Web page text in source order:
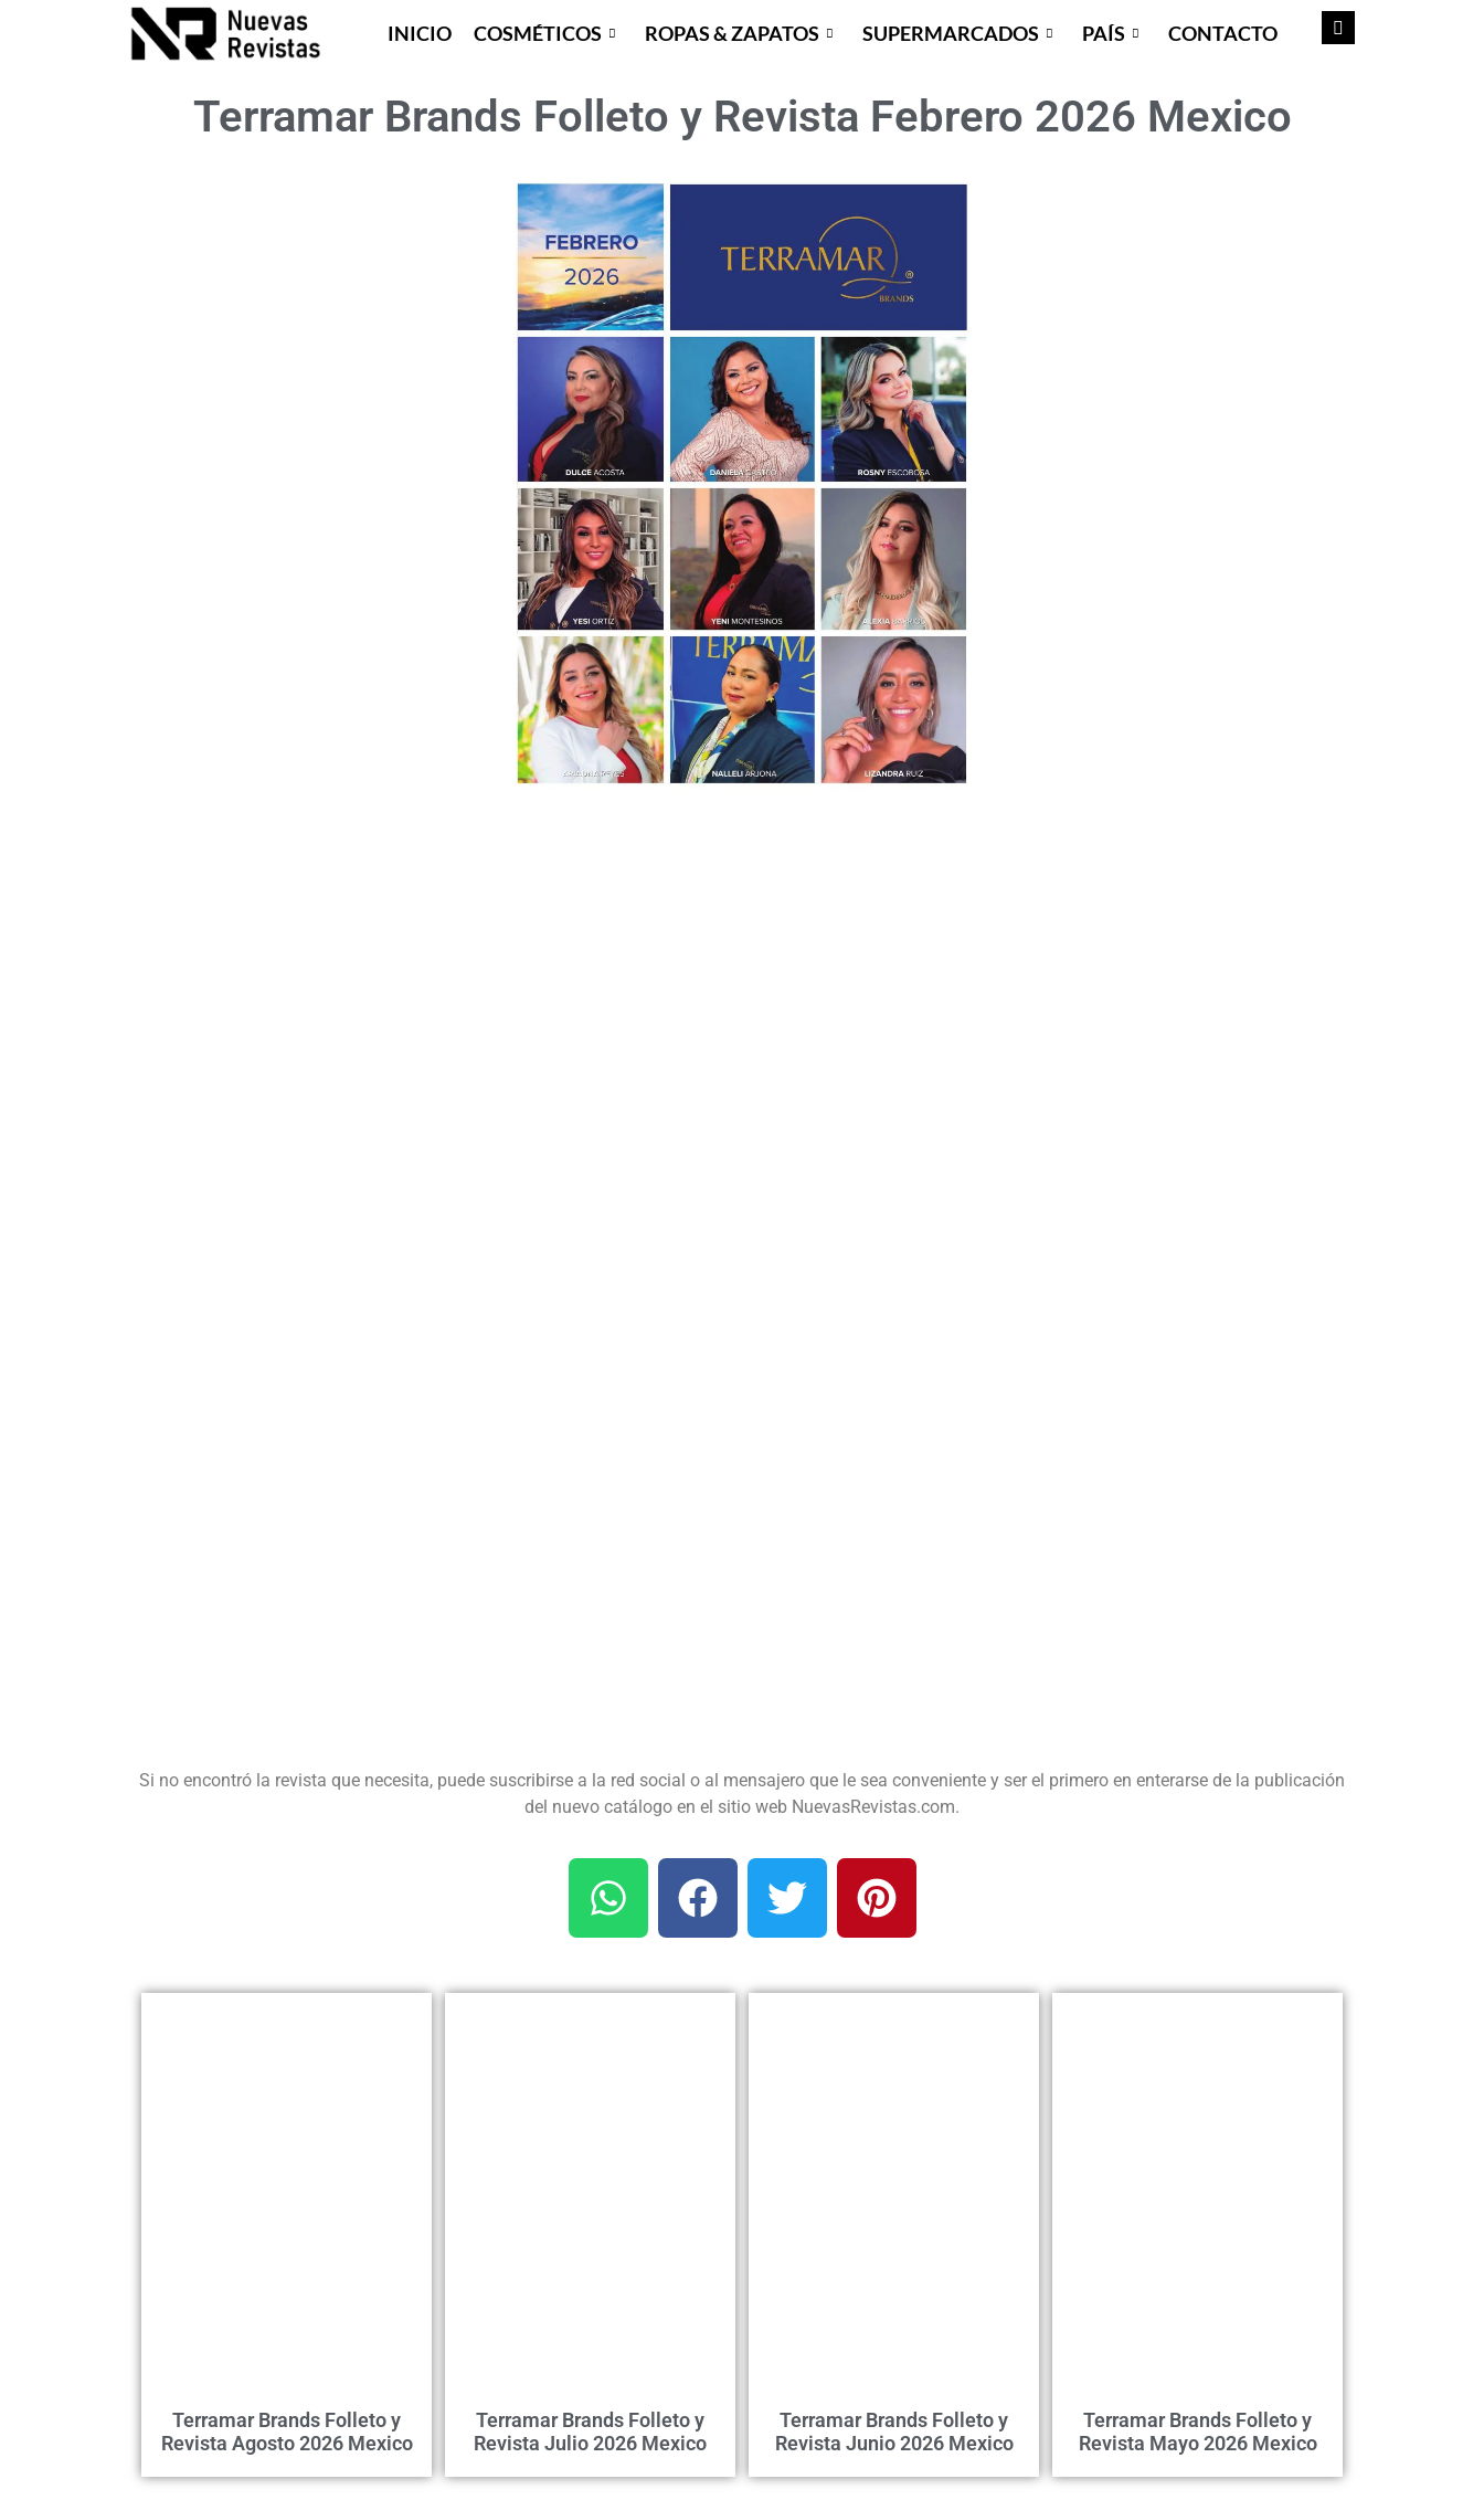
INICIO COSMÉTICOS ROPAS & ZAPATOS SUPERMARCADOS PAÍS CONTACTO
Terramar Brands Folleto y Revista Febrero 2026 Mexico
Si no encontró la revista que necesita, puede suscribirse a la red social o al mensajero que le sea conveniente y ser el primero en enterarse de la publicación
del nuevo catálogo en el sitio web NuevasRevistas.com.
Terramar Brands Folleto y
Revista Agosto 2026 Mexico
Terramar Brands Folleto y
Revista Julio 2026 Mexico
Terramar Brands Folleto y
Revista Junio 2026 Mexico
Terramar Brands Folleto y
Revista Mayo 2026 Mexico